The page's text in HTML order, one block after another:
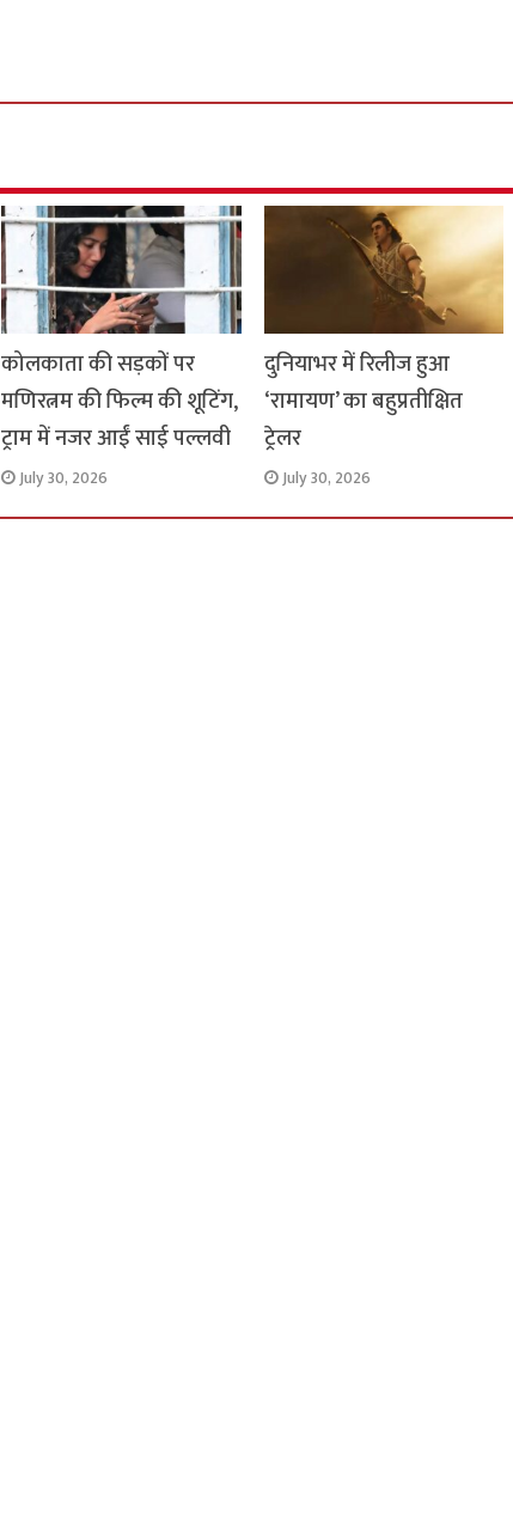
कोलकाता की सड़कों पर
मणिरत्नम की फिल्म की शूटिंग,
ट्राम में नजर आईं साई पल्लवी
July 30, 2026
दुनियाभर में रिलीज हुआ
‘रामायण’ का बहुप्रतीक्षित
ट्रेलर
July 30, 2026